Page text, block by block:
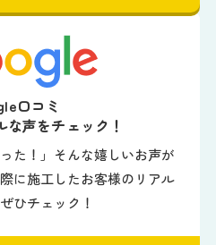
口コミ
な声をチェック！
た！」そんな嬉しいお声が
に施工したお客様のリアル
ひチェック！